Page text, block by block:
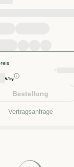
€/kg
Bestellung
Vertragsanfrage